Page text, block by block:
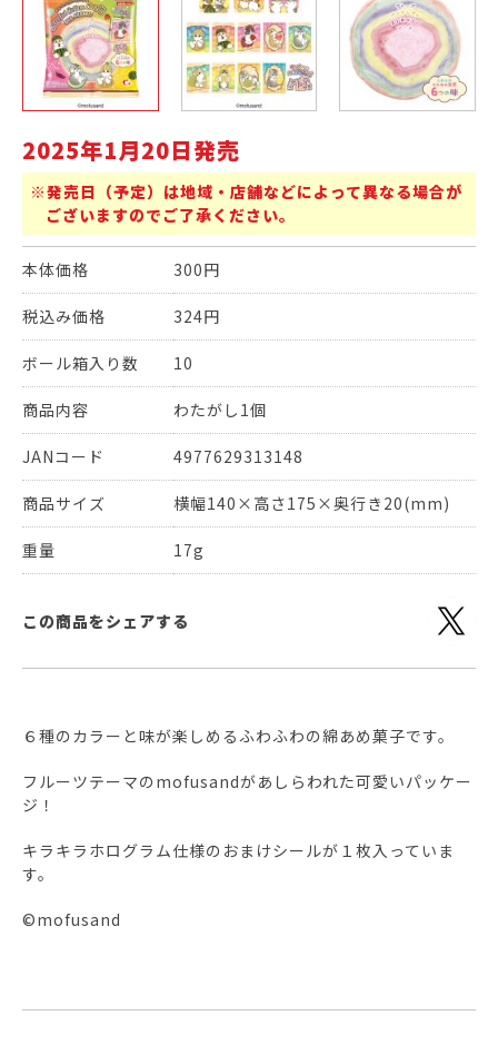
2025年1月20日発売
※発売日（予定）は地域・店舗などによって異なる場合が
ございますのでご了承ください。
本体価格 300円
税込み価格 324円
ボール箱入り数 10
商品内容 わたがし1個
JANコード 4977629313148
商品サイズ 横幅140×高さ175×奥行き20(mm)
重量 17g
この商品をシェアする
６種のカラーと味が楽しめるふわふわの綿あめ菓子です。
フルーツテーマのmofusandがあしらわれた可愛いパッケー
ジ！
キラキラホログラム仕様のおまけシールが１枚入っていま
す。
©mofusand